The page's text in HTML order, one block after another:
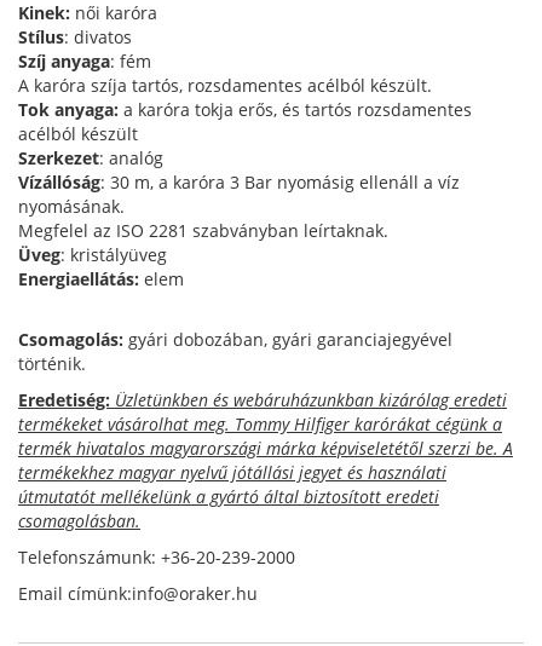
Kinek: női karóra
Stílus: divatos
Szíj anyaga: fém
A karóra szíja tartós, rozsdamentes acélból készült.
Tok anyaga: a karóra tokja erős, és tartós rozsdamentes
acélból készült
Szerkezet: analóg
Vízállóság: 30 m, a karóra 3 Bar nyomásig ellenáll a víz
nyomásának.
Megfelel az ISO 2281 szabványban leírtaknak.
Üveg: kristályüveg
Energiaellátás: elem
Csomagolás: gyári dobozában, gyári garanciajegyével
történik.
Eredetiség: Üzletünkben és webáruházunkban kizárólag eredeti
termékeket vásárolhat meg. Tommy Hilfiger karórákat cégünk a
termék hivatalos magyarországi márka képviseletétől szerzi be. A
termékekhez magyar nyelvű jótállási jegyet és használati
útmutatót mellékelünk a gyártó által biztosított eredeti
csomagolásban.
Telefonszámunk: +36-20-239-2000
Email címünk:info@oraker.hu